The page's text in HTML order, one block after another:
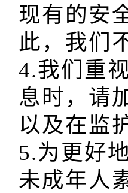
现有的安
此，我们
4.我们重
息时，请
以及在监
5.为更好
未成年人